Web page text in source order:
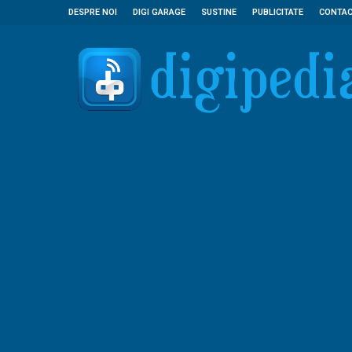
DESPRE NOI DIGI GARAGE SUSTINE PUBLICITATE